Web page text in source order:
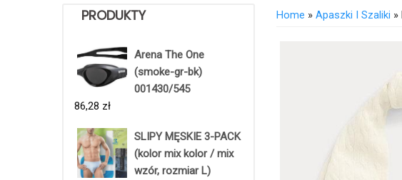
PRODUKTY
Arena The One
(smoke-gr-bk)
001430/545
86,28 zł
SLIPY MĘSKIE 3-PACK
(kolor mix kolor / mix
wzór, rozmiar L)
Home » Apaszki I Szaliki »